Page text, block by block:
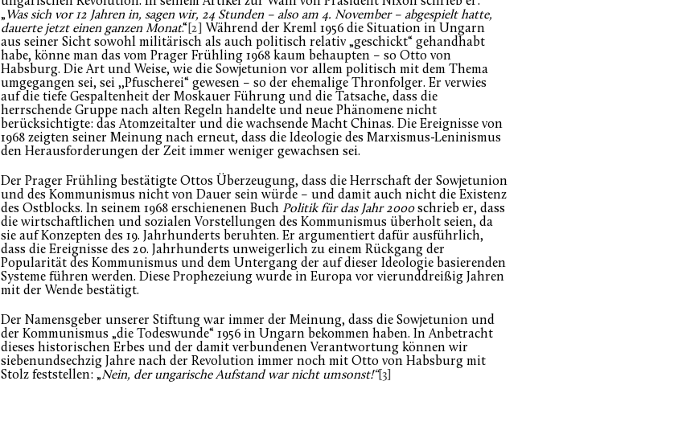
„ Was sich vor 12 Jahren in, sagen wir, 24 Stunden – also am 4. November – abgespielt hatte,
dauerte jetzt einen ganzen Monat.“ [2]
Während der Kreml 1956 die Situation in Ungarn
aus seiner Sicht sowohl militärisch als auch politisch relativ „geschickt“ gehandhabt
habe, könne man das vom Prager Frühling 1968 kaum behaupten – so Otto von
Habsburg. Die Art und Weise, wie die Sowjetunion vor allem politisch mit dem Thema
umgegangen sei, sei ,,Pfuscherei“ gewesen – so der ehemalige Thronfolger. Er verwies
auf die tiefe Gespaltenheit der Moskauer Führung und die Tatsache, dass die
herrschende Gruppe nach alten Regeln handelte und neue Phänomene nicht
berücksichtigte: das Atomzeitalter und die wachsende Macht Chinas. Die Ereignisse von
1968 zeigten seiner Meinung nach erneut, dass die Ideologie des Marxismus-Leninismus
den Herausforderungen der Zeit immer weniger gewachsen sei.
Der Prager Frühling bestätigte Ottos Überzeugung, dass die Herrschaft der Sowjetunion
und des Kommunismus nicht von Dauer sein würde – und damit auch nicht die Existenz
des Ostblocks. In seinem 1968 erschienenen Buch Politik für das Jahr 2000schrieb er, dass
die wirtschaftlichen und sozialen Vorstellungen des Kommunismus überholt seien, da
sie auf Konzepten des 19. Jahrhunderts beruhten. Er argumentiert dafür ausführlich,
dass die Ereignisse des 20. Jahrhunderts unweigerlich zu einem Rückgang der
Popularität des Kommunismus und dem Untergang der auf dieser Ideologie basierenden
Systeme führen werden. Diese Prophezeiung wurde in Europa vor vierunddreißig Jahren
mit der Wende bestätigt.
Der Namensgeber unserer Stiftung war immer der Meinung, dass die Sowjetunion und
der Kommunismus „die Todeswunde“ 1956 in Ungarn bekommen haben. In Anbetracht
dieses historischen Erbes und der damit verbundenen Verantwortung können wir
siebenundsechzig Jahre nach der Revolution immer noch mit Otto von Habsburg mit
Stolz feststellen: „Nein, der ungarische Aufstand war nicht umsonst!“[3]